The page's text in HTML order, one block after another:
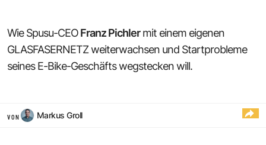
Wie Spusu-CEOFranz Pichlermit einem eigenen
GLASFASERNETZ weiterwachsen und Startprobleme
seines E-Bike-Geschäfts wegstecken will.
VON Markus Groll